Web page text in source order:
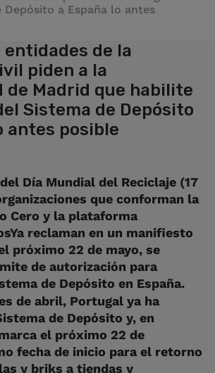
Depósito a España lo antes
entidades de la
piden a la
de Madrid que habilite
Sistema de Depósito
antes posible
Día Mundial del Reciclaje (17
que conforman la
Cero y la plataforma
reclaman en un manifiesto
próximo 22 de mayo, se
de autorización para
de Depósito en España.
de abril, Portugal ya ha
de Depósito y, en
el próximo 22 de
fecha de inicio para el retorno
y briks a tiendas y